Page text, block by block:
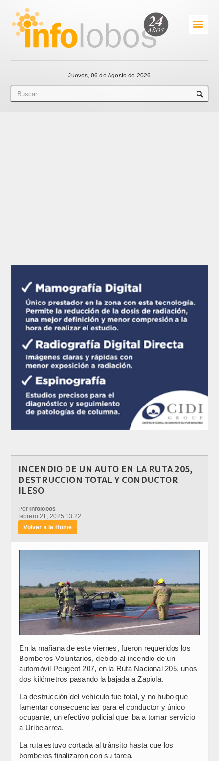
☰
Jueves, 06 de Agosto de 2026
INCENDIO DE UN AUTO EN LA RUTA 205,
DESTRUCCION TOTAL Y CONDUCTOR
ILESO
PorInfolobos
febrero 21, 2025 13:22
Volver a la Home
En la mañana de este viernes, fueron requeridos los
Bomberos Voluntarios, debido al incendio de un
automóvil Peugeot 207, en la Ruta Nacional 205, unos
dos kilómetros pasando la bajada a Zapiola.
La destrucción del vehículo fue total, y no hubo que
lamentar consecuencias para el conductor y único
ocupante, un efectivo policial que iba a tomar servicio
a Uribelarrea.
La ruta estuvo cortada al tránsito hasta que los
bomberos finalizaron con su tarea.